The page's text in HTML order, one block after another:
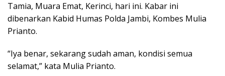
Tamia, Muara Emat, Kerinci, hari ini. Kabar ini
dibenarkan Kabid Humas Polda Jambi, Kombes Mulia
Prianto.
“Iya benar, sekarang sudah aman, kondisi semua
selamat,” kata Mulia Prianto.